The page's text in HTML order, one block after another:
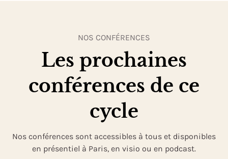
NOS CONFÉRENCES
Les prochaines
conférences de ce
cycle
Nos conférences sont accessibles à tous et disponibles
en présentiel à Paris, en visio ou en podcast.